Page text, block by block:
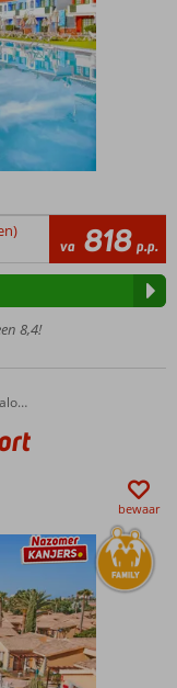
va 818 p.p.
8,4!
bewaar